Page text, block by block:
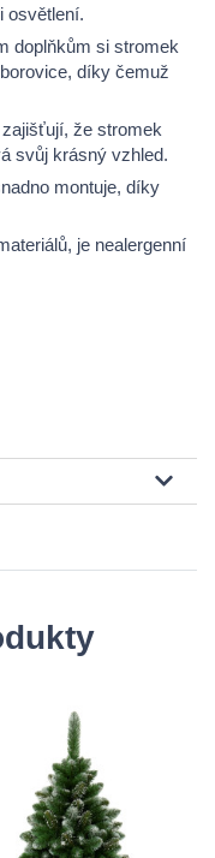
osvětlení.
doplňkům si stromek
díky čemuž
že stromek
svůj krásný vzhled.
montuje, díky
je nealergenní